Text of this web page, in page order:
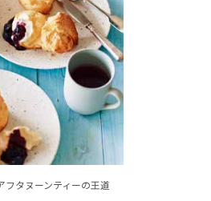
フタヌーンティーの王道